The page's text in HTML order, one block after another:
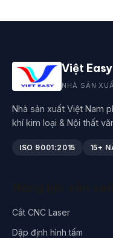
Việt Easy
NHÀ SẢN
Nhà sản xuất Việt Nam
khí kim loại & Nội thất
ISO 9001:2015 15+
Cắt CNC Laser
Dập định hình tấm